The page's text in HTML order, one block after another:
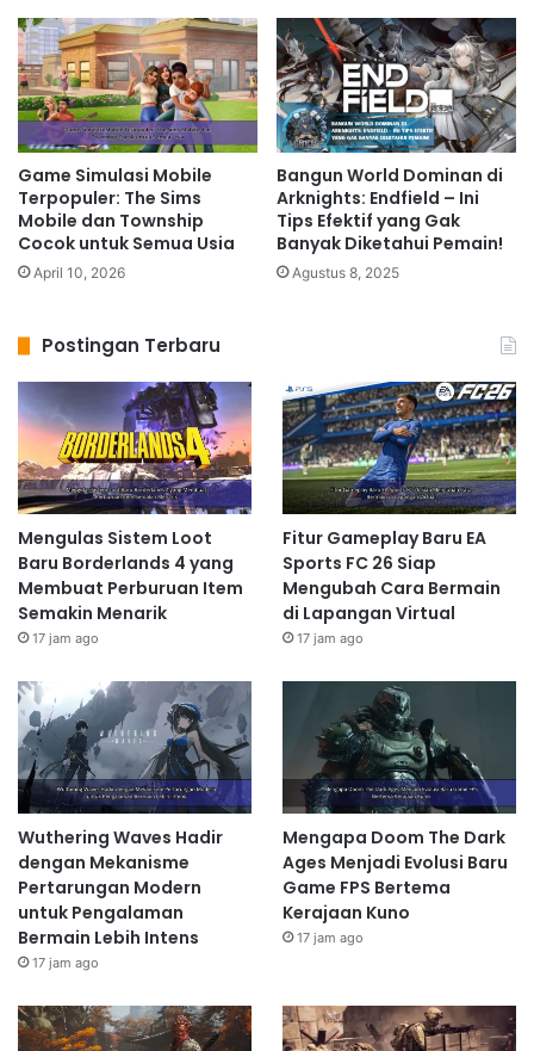
Game Simulasi Mobile
Terpopuler: The Sims
Mobile dan Township
Cocok untuk Semua Usia
April 10, 2026
Bangun World Dominan di
Arknights: Endfield – Ini
Tips Efektif yang Gak
Banyak Diketahui Pemain!
Agustus 8, 2025
Postingan Terbaru
Mengulas Sistem Loot
Baru Borderlands 4 yang
Membuat Perburuan Item
Semakin Menarik
17 jam ago
Fitur Gameplay Baru EA
Sports FC 26 Siap
Mengubah Cara Bermain
di Lapangan Virtual
17 jam ago
Wuthering Waves Hadir
dengan Mekanisme
Pertarungan Modern
untuk Pengalaman
Bermain Lebih Intens
17 jam ago
Mengapa Doom The Dark
Ages Menjadi Evolusi Baru
Game FPS Bertema
Kerajaan Kuno
17 jam ago